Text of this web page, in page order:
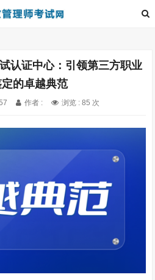
认证中心：引领第三方职业
的卓越典范
作者 : 浏览 : 85 次